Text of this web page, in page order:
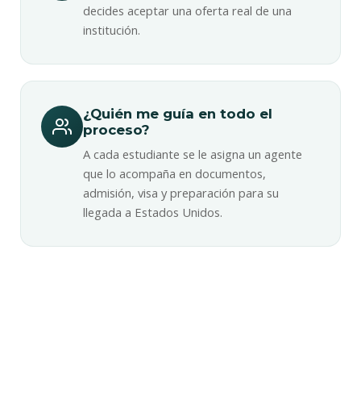
decides aceptar una oferta real de una
institución.
¿Quién me guía en todo el
proceso?
A cada estudiante se le asigna un agente
que lo acompaña en documentos,
admisión, visa y preparación para su
llegada a Estados Unidos.